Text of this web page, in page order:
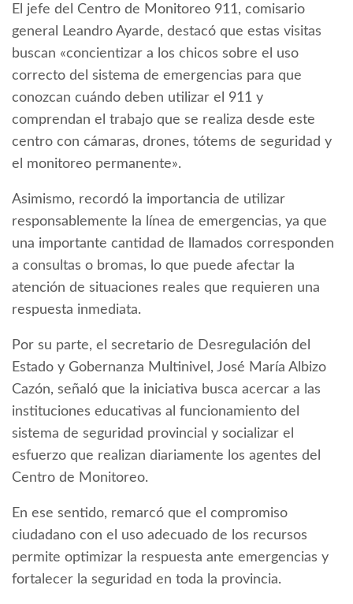
El jefe del Centro de Monitoreo 911, comisario
general Leandro Ayarde, destacó que estas visitas
buscan «concientizar a los chicos sobre el uso
correcto del sistema de emergencias para que
conozcan cuándo deben utilizar el 911 y
comprendan el trabajo que se realiza desde este
centro con cámaras, drones, tótems de seguridad y
el monitoreo permanente».
Asimismo, recordó la importancia de utilizar
responsablemente la línea de emergencias, ya que
una importante cantidad de llamados corresponden
a consultas o bromas, lo que puede afectar la
atención de situaciones reales que requieren una
respuesta inmediata.
Por su parte, el secretario de Desregulación del
Estado y Gobernanza Multinivel, José María Albizo
Cazón, señaló que la iniciativa busca acercar a las
instituciones educativas al funcionamiento del
sistema de seguridad provincial y socializar el
esfuerzo que realizan diariamente los agentes del
Centro de Monitoreo.
En ese sentido, remarcó que el compromiso
ciudadano con el uso adecuado de los recursos
permite optimizar la respuesta ante emergencias y
fortalecer la seguridad en toda la provincia.